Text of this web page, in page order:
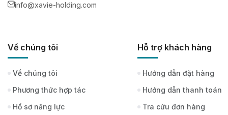
info@xavie-holding.com
Về chúng tôi
Về chúng tôi
Phương thức hợp tác
Hồ sơ năng lực
Hỗ trợ khách hàng
Hướng dẫn đặt hàng
Hướng dẫn thanh toán
Tra cứu đơn hàng